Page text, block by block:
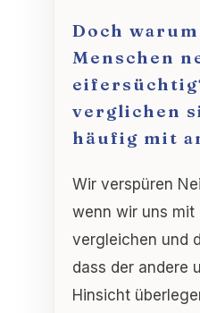
Doch
Menschen
verglichen
häufig mit
Wir verspüren
wenn wir uns mit
vergleichen und
dass der andere
Hinsicht